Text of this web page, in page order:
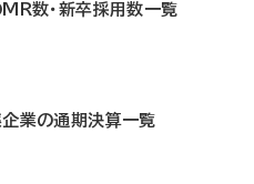
MR数・新卒採用数一覧
企業の通期決算一覧